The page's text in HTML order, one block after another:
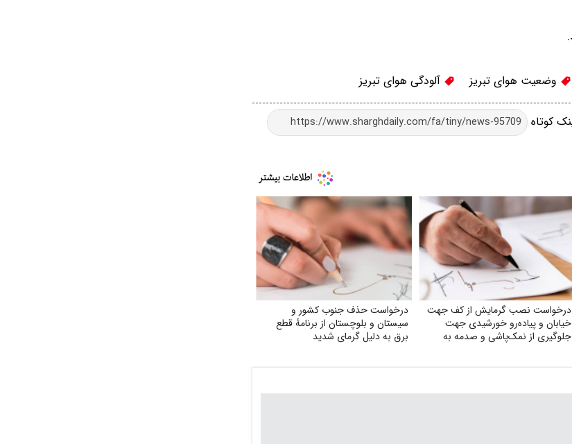
وضعیت هوای تبریز آلودگی هوای تبریز
کوتاه
درخواست نصب گرمایش از کف جهت
خیابان و پیاده‌رو خورشیدی جهت
جلوگیری از نمک‌پاشی و صدمه به
درخواست حذف جنوب کشور و
سیستان و بلوچستان از برنامهٔ قطع
برق به دلیل گرمای شدید